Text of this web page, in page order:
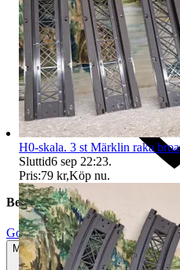
Beskrivning
Gott använt skick
Mindre tecken på användning
H0-skala. 3 st Märklin raka
Sluttid6 sep 22:23.
Pris:79 kr,Köp nu.